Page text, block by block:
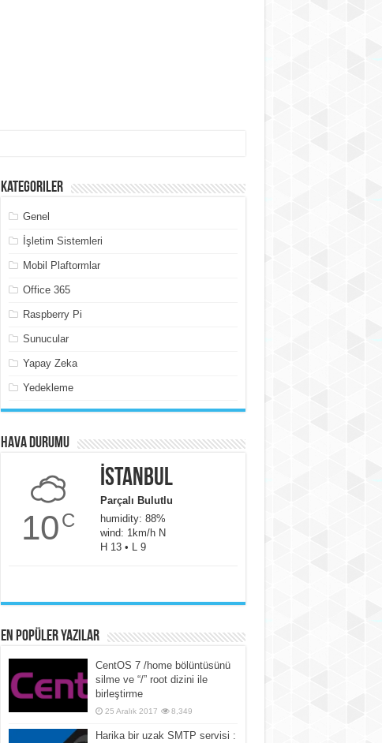
Kategoriler
Genel
İşletim Sistemleri
Mobil Plaftormlar
Office 365
Raspberry Pi
Sunucular
Yapay Zeka
Yedekleme
Hava Durumu
10C
İstanbul
Parçalı Bulutlu
humidity: 88%
wind: 1km/h N
H 13 • L 9
En popüler yazılar
CentOS 7 /home bölüntüsünü
silme ve “/” root dizini ile
birleştirme
25 Aralık 2017 8,349
Harika bir uzak SMTP servisi :